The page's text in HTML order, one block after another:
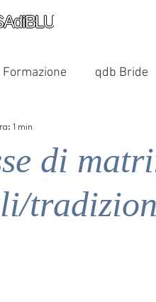
Formazione qdb Bride
di
1 min